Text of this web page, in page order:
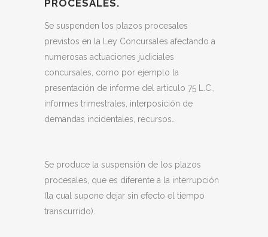
PROCESALES.
Se suspenden los plazos procesales
previstos en la Ley Concursales afectando a
numerosas actuaciones judiciales
concursales, como por ejemplo la
presentación de informe del artículo 75 L.C.,
informes trimestrales, interposición de
demandas incidentales, recursos…
Se produce la suspensión de los plazos
procesales, que es diferente a la interrupción
(la cual supone dejar sin efecto el tiempo
transcurrido).